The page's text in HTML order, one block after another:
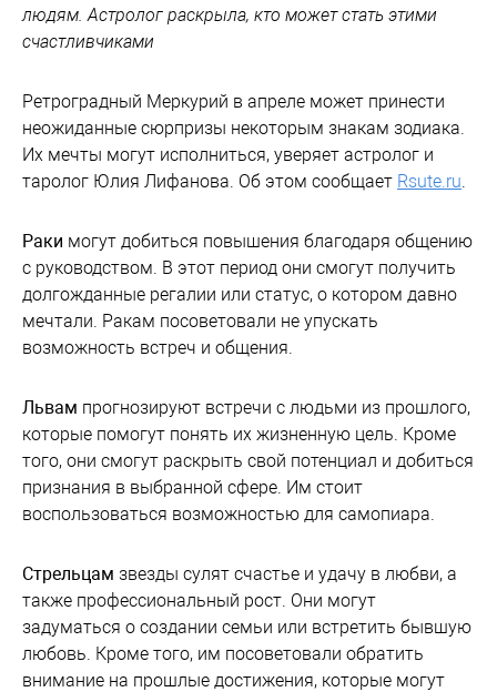
людям. Астролог раскрыла, кто может стать этими
счастливчиками
Ретроградный Меркурий в апреле может принести
неожиданные сюрпризы некоторым знакам зодиака.
Их мечты могут исполниться, уверяет астролог и
таролог Юлия Лифанова. Об этом сообщает Rsute.ru.
Раки могут добиться повышения благодаря общению
с руководством. В этот период они смогут получить
долгожданные регалии или статус, о котором давно
мечтали. Ракам посоветовали не упускать
возможность встреч и общения.
Львам прогнозируют встречи с людьми из прошлого,
которые помогут понять их жизненную цель. Кроме
того, они смогут раскрыть свой потенциал и добиться
признания в выбранной сфере. Им стоит
воспользоваться возможностью для самопиара.
Стрельцам звезды сулят счастье и удачу в любви, а
также профессиональный рост. Они могут
задуматься о создании семьи или встретить бывшую
любовь. Кроме того, им посоветовали обратить
внимание на прошлые достижения, которые могут